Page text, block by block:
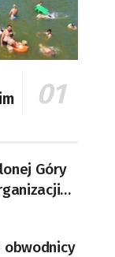
Góry
obwodnicy